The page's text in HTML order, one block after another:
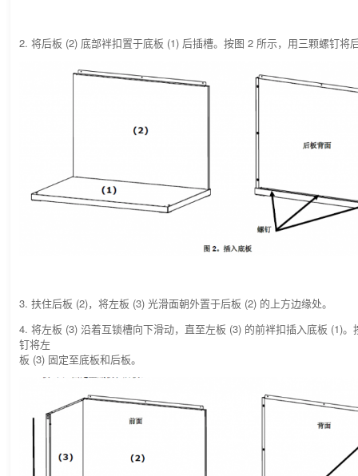
2. 将后板 (2) 底部袢扣置于底板 (1) 后插槽。按图 2 所示，用三颗螺钉将
3. 扶住后板 (2)，将左板 (3) 光滑面朝外置于后板 (2) 的上方边缘处。
4. 将左板 (3) 沿着互锁槽向下滑动，直至左板 (3) 的前袢扣插入底板 (1)
钉将左
板 (3) 固定至底板和后板。